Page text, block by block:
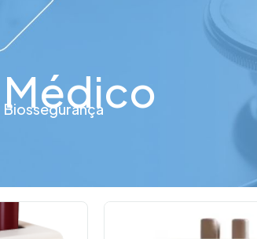
Médico
Biossegurança